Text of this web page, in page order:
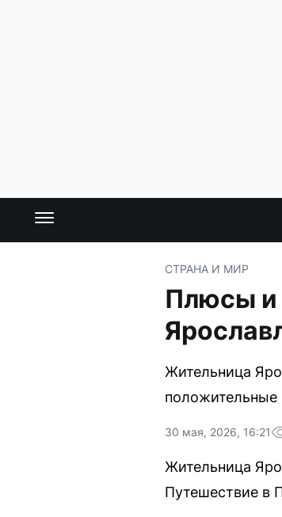
СТРАНА И МИР
Плюсы и
Жительница
положительные
30 мая, 2026, 16:21
Жительница
Путешествие в